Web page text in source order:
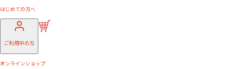
はじめての方へ
ご利用中の方
オンラインショップ